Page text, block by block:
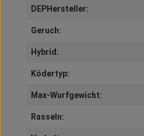
DEPHersteller:
Geruch:
Hybrid:
Ködertyp:
Max-Wurfgewicht:
Rasseln: